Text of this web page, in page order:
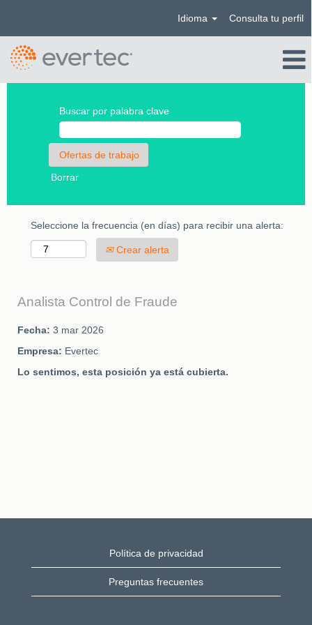
Idioma Consulta tu perfil
Buscar por palabra clave
Borrar
Seleccione la frecuencia (en días) para recibir una alerta:
Crear alerta
Analista Control de Fraude
Fecha: 3 mar 2026
Empresa: Evertec
Lo sentimos, esta posición ya está cubierta.
Política de privacidad
Preguntas frecuentes